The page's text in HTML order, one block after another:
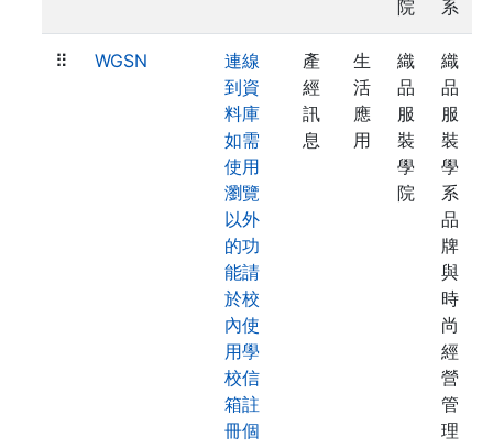
院
系
⠿ WGSN
連線
到資
料庫
如需
使用
瀏覽
以外
的功
能請
於校
內使
用學
校信
箱註
冊個
產
經
訊
息
生
活
應
用
織
品
服
裝
學
院
織
品
服
裝
學
系
品
牌
與
時
尚
經
營
管
理